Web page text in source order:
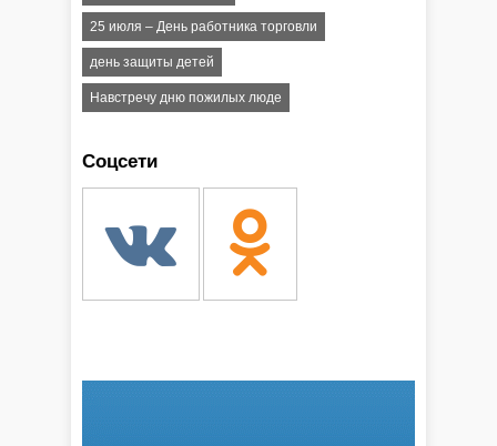
25 июля – День работника торговли
день защиты детей
Навстречу дню пожилых люде
Соцсети